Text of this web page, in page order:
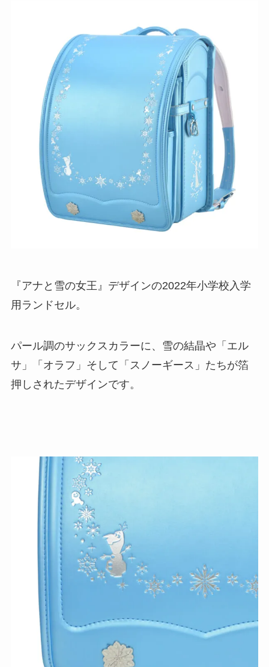
『アナと雪の女王』デザインの2022年小学校入学
用ランドセル。
パール調のサックスカラーに、雪の結晶や「エル
サ」「オラフ」そして「スノーギース」たちが箔
押しされたデザインです。